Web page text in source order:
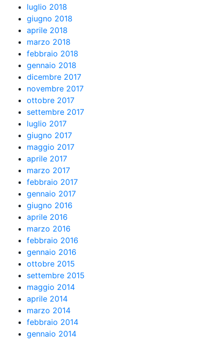
luglio 2018
giugno 2018
aprile 2018
marzo 2018
febbraio 2018
gennaio 2018
dicembre 2017
novembre 2017
ottobre 2017
settembre 2017
luglio 2017
giugno 2017
maggio 2017
aprile 2017
marzo 2017
febbraio 2017
gennaio 2017
giugno 2016
aprile 2016
marzo 2016
febbraio 2016
gennaio 2016
ottobre 2015
settembre 2015
maggio 2014
aprile 2014
marzo 2014
febbraio 2014
gennaio 2014